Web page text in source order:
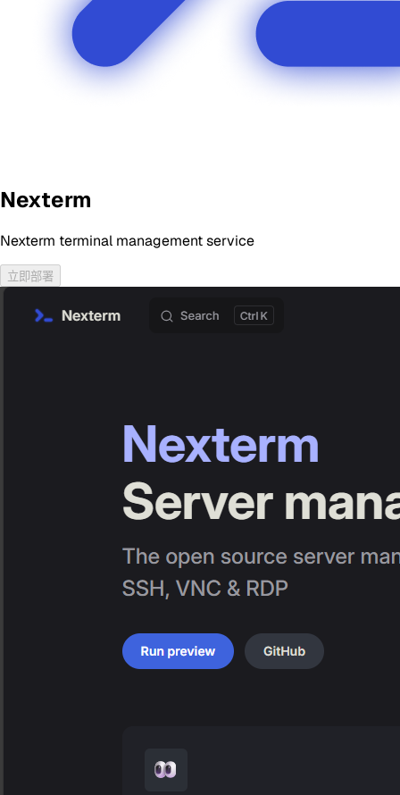
Nexterm
Nexterm terminal management service
立即部署